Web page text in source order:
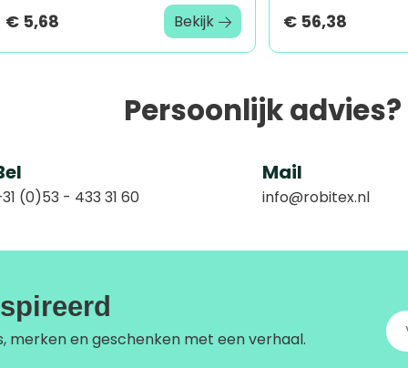
€ 5,68 Bekijk € 56,38
Persoonlijk advies?
(0)53 - 433 31 60
Mail
info@robitex.nl
merken en geschenken met een verhaal.